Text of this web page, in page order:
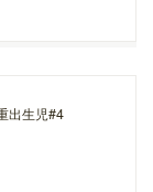
出生児#4